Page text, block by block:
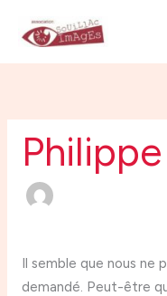
Il semble que nous ne
demandé. Peut-être